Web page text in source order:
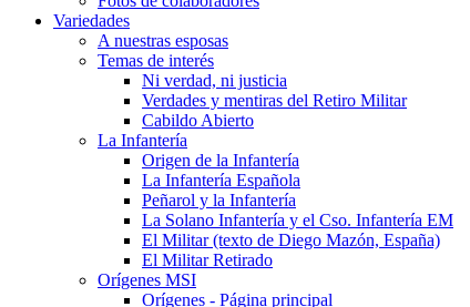
Variedades
A nuestras esposas
Temas de interés
Ni verdad, ni justicia
Verdades y mentiras del Retiro Militar
Cabildo Abierto
La Infantería
Origen de la Infantería
La Infantería Española
Peñarol y la Infantería
La Solano Infantería y el Cso. Infantería EM
El Militar (texto de Diego Mazón, España)
El Militar Retirado
Orígenes MSI
Orígenes - Página principal